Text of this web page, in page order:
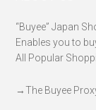
“Buyee” Japan
Enables you to
All Popular
→The Buyee